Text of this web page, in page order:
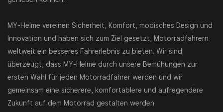
MY-Helme vereinen Sicherheit, Komfort, modisches Design und
Innovation und haben sich zum Ziel gesetzt, Motorradfahrern
weltweit ein besseres Fahrerlebnis zu bieten. Wir sind
überzeugt, dass MY-Helme durch unsere Bemühungen zur
ersten Wahl für jeden Motorradfahrer werden und wir
gemeinsam eine sicherere, komfortablere und aufregendere
Zukunft auf dem Motorrad gestalten werden.